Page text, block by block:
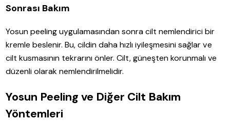
Sonrası Bakım
Yosun peeling uygulamasından sonra cilt nemlendirici bir
kremle beslenir. Bu, cildin daha hızlı iyileşmesini sağlar ve
cilt kusmasının tekrarını önler. Cilt, güneşten korunmalı ve
düzenli olarak nemlendirilmelidir.
Yosun Peeling ve Diğer Cilt Bakım
Yöntemleri